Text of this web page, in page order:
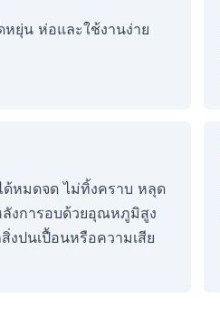
หยุ่น ห่อและใช้งานง่าย
ด้หมดจด ไม่ทิ้งคราบ หลุด
ลังการอบด้วยอุณหภูมิสูง
งปนเปื้อนหรือความเสีย